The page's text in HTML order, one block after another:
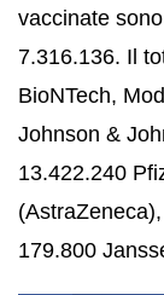
vaccinate
7.316.136. Il
BioNTech,
Johnson &
13.422.240
179.800